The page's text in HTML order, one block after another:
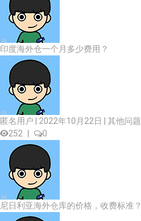
印度海外仓一个月多少费用？
匿名用户 | 2022年10月22日 | 其他问题
252
0
尼日利亚海外仓库的价格，收费标准？